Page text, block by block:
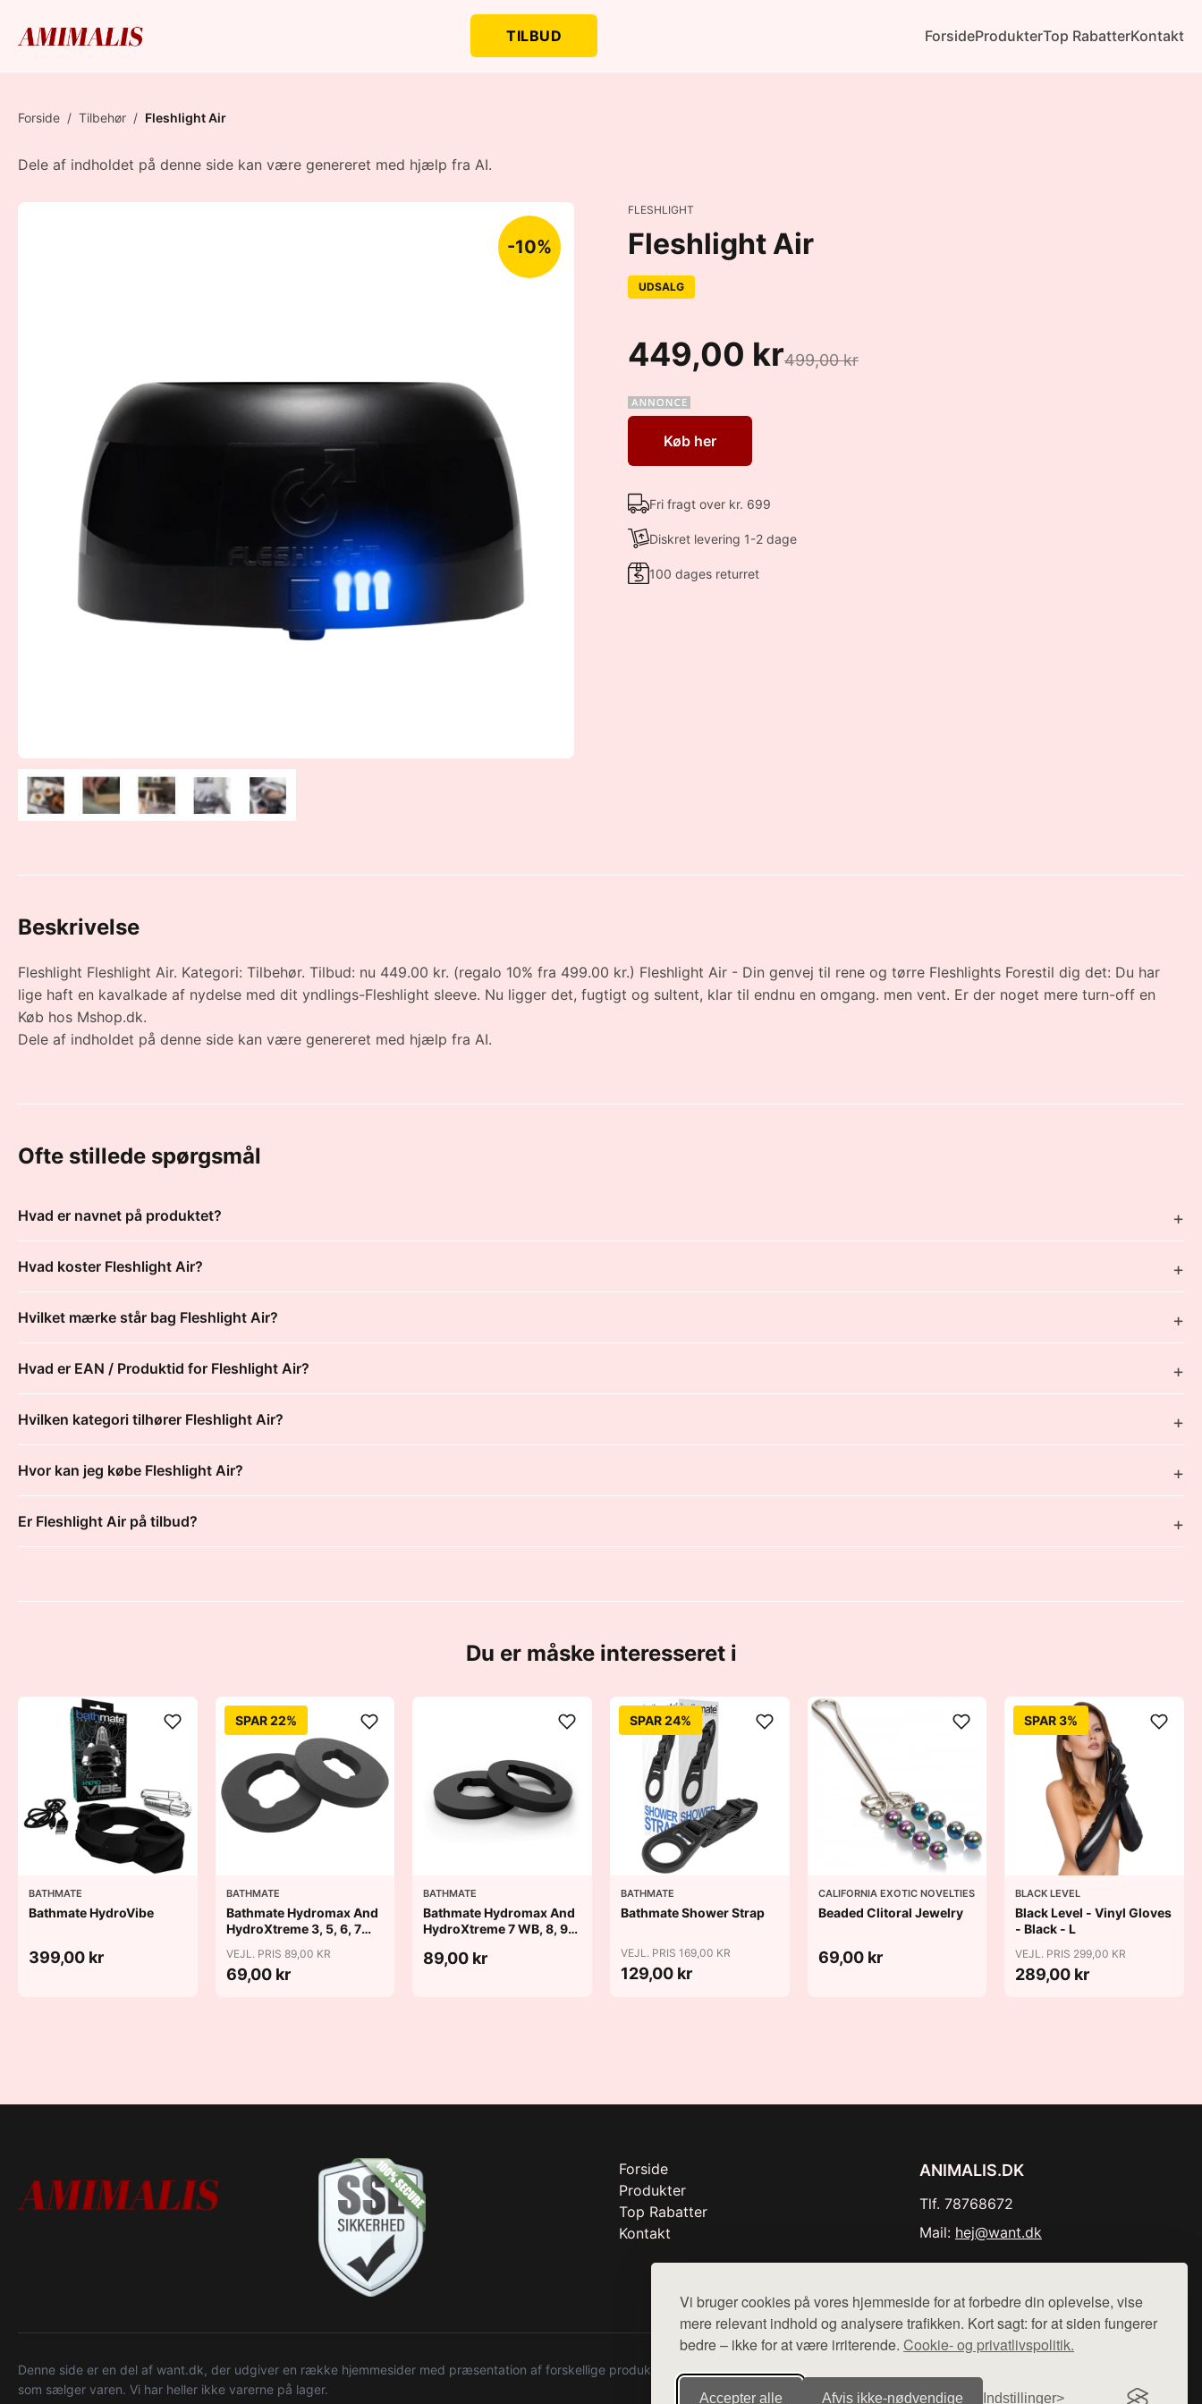
Vi bruger cookies på vores hjemmeside for at forbedre din oplevelse, vise
mere relevant indhold og analysere trafikken. Kort sagt: for at siden fungerer
bedre – ikke for at være irriterende. Cookie- og privatlivspolitik.
Accepter alle Afvis ikke‑nødvendige Indstillinger
TILBUD ForsideProdukterTop RabatterKontakt
Forside / Tilbehør / Fleshlight Air
Dele af indholdet på denne side kan være genereret med hjælp fra AI.
-10%
FLESHLIGHT
Fleshlight Air
UDSALG
449,00 kr499,00 kr
Køb her
Fri fragt over kr. 699
Diskret levering 1-2 dage
100 dages returret
Beskrivelse
Fleshlight Fleshlight Air. Kategori: Tilbehør. Tilbud: nu 449.00 kr. (regalo 10% fra 499.00 kr.) Fleshlight Air - Din genvej til rene og tørre Fleshlights Forestil dig det: Du har
lige haft en kavalkade af nydelse med dit yndlings-Fleshlight sleeve. Nu ligger det, fugtigt og sultent, klar til endnu en omgang. men vent. Er der noget mere turn-off en
Køb hos Mshop.dk.
Dele af indholdet på denne side kan være genereret med hjælp fra AI.
Ofte stillede spørgsmål
Hvad er navnet på produktet?
Hvad koster Fleshlight Air?
Hvilket mærke står bag Fleshlight Air?
Hvad er EAN / Produktid for Fleshlight Air?
Hvilken kategori tilhører Fleshlight Air?
Hvor kan jeg købe Fleshlight Air?
Er Fleshlight Air på tilbud?
Du er måske interesseret i
BATHMATE
Bathmate HydroVibe
399,00 kr
SPAR 22%
BATHMATE
Bathmate Hydromax And
HydroXtreme 3, 5, 6, 7
VEJL. PRIS 89,00 KR
69,00 kr
BATHMATE
Bathmate Hydromax And
HydroXtreme 7 WB, 8, 9
89,00 kr
SPAR 24%
BATHMATE
Bathmate Shower Strap
VEJL. PRIS 169,00 KR
129,00 kr
CALIFORNIA EXOTIC NOVELTIES
Beaded Clitoral Jewelry
69,00 kr
SPAR 3%
BLACK LEVEL
Black Level - Vinyl Gloves
- Black - L
VEJL. PRIS 299,00 KR
289,00 kr
Forside
Produkter
Top Rabatter
Kontakt
ANIMALIS.DK
Tlf. 78768672
Mail: hej@want.dk
Denne side er en del af want.dk, der udgiver en række hjemmesider med præsentation af forskellige produkter fra diverse webshops. Der sælges ikke varer fra denne side - vi henviser til de shops,
som sælger varen. Vi har heller ikke varerne på lager.